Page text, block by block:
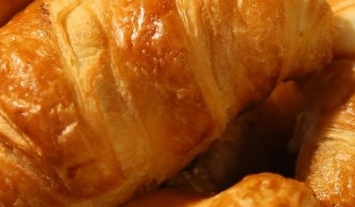
Je communique
Votre visibilité on-line clé en
Vos kits de communication
Je vends
Votre boîte à outils « accélérez
J'améliore mes pratiques
Vos formations 100%
Votre centre de ressources et